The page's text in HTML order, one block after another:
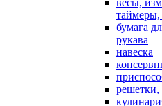
таймеры,
бумага
рукава
навеска
решетки,